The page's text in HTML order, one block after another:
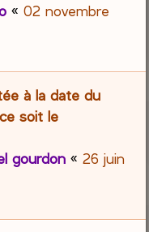
«02 novembre
à la date du
soit le
gourdon «26 juin